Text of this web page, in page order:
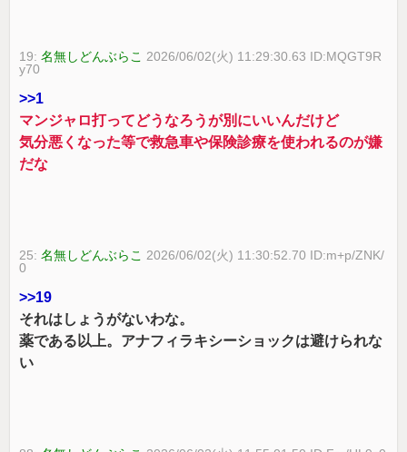
19:名無しどんぶらこ 2026/06/02(火) 11:29:30.63 ID:MQGT9R
y70
>>1
マンジャロ打ってどうなろうが別にいいんだけど
気分悪くなった等で救急車や保険診療を使われるのが嫌
だな
25:名無しどんぶらこ 2026/06/02(火) 11:30:52.70 ID:m+p/ZNK/
0
>>19
それはしょうがないわな。
薬である以上。アナフィラキシーショックは避けられな
い